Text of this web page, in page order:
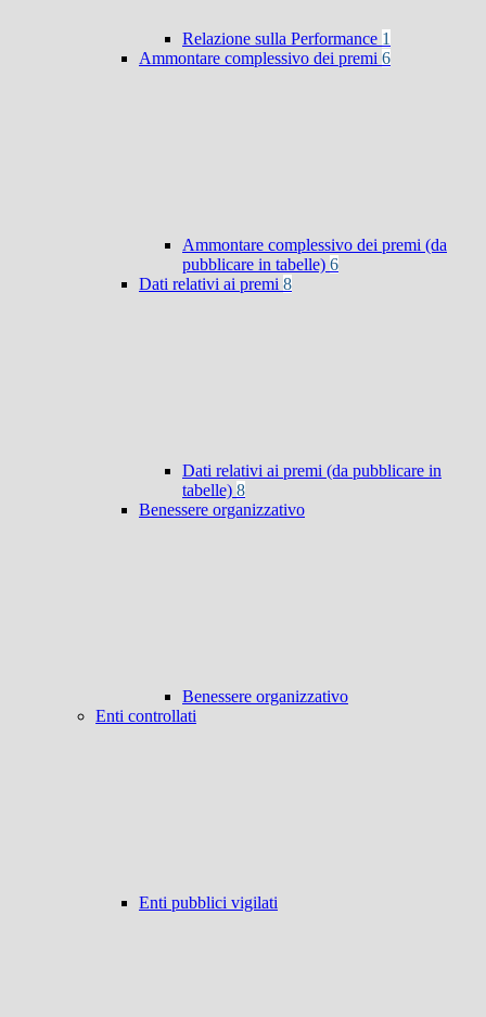
Relazione sulla Performance 1
Ammontare complessivo dei premi 6
Ammontare complessivo dei premi (da
pubblicare in tabelle) 6
Dati relativi ai premi 8
Dati relativi ai premi (da pubblicare in
tabelle) 8
Benessere organizzativo
Benessere organizzativo
Enti controllati
Enti pubblici vigilati